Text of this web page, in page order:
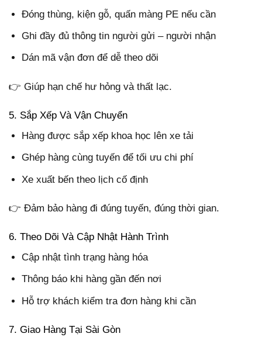
Đóng thùng, kiện gỗ, quấn màng PE nếu cần
Ghi đầy đủ thông tin người gửi – người nhận
Dán mã vận đơn để dễ theo dõi
👉 Giúp hạn chế hư hỏng và thất lạc.
5. Sắp Xếp Và Vận Chuyển
Hàng được sắp xếp khoa học lên xe tải
Ghép hàng cùng tuyến để tối ưu chi phí
Xe xuất bến theo lịch cố định
👉 Đảm bảo hàng đi đúng tuyến, đúng thời gian.
6. Theo Dõi Và Cập Nhật Hành Trình
Cập nhật tình trạng hàng hóa
Thông báo khi hàng gần đến nơi
Hỗ trợ khách kiểm tra đơn hàng khi cần
7. Giao Hàng Tại Sài Gòn